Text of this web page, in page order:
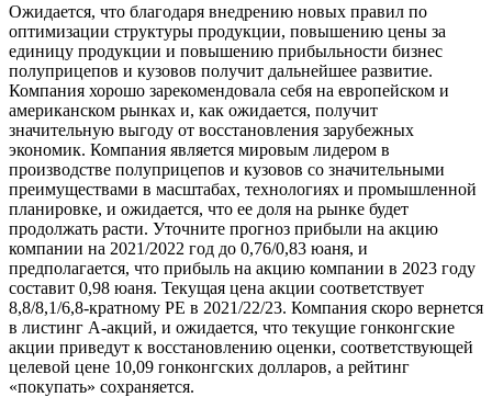
Ожидается, что благодаря внедрению новых правил по
оптимизации структуры продукции, повышению цены за
единицу продукции и повышению прибыльности бизнес
полуприцепов и кузовов получит дальнейшее развитие.
Компания хорошо зарекомендовала себя на европейском и
американском рынках и, как ожидается, получит
значительную выгоду от восстановления зарубежных
экономик. Компания является мировым лидером в
производстве полуприцепов и кузовов со значительными
преимуществами в масштабах, технологиях и промышленной
планировке, и ожидается, что ее доля на рынке будет
продолжать расти. Уточните прогноз прибыли на акцию
компании на 2021/2022 год до 0,76/0,83 юаня, и
предполагается, что прибыль на акцию компании в 2023 году
составит 0,98 юаня. Текущая цена акции соответствует
8,8/8,1/6,8-кратному PE в 2021/22/23. Компания скоро вернется
в листинг А-акций, и ожидается, что текущие гонконгские
акции приведут к восстановлению оценки, соответствующей
целевой цене 10,09 гонконгских долларов, а рейтинг
«покупать» сохраняется.